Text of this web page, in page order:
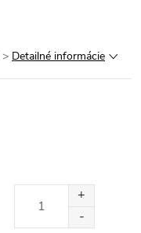
> Detailné informácie